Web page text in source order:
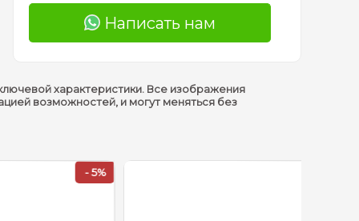
Написать нам
характеристики. Все изображения
возможностей, и могут меняться без